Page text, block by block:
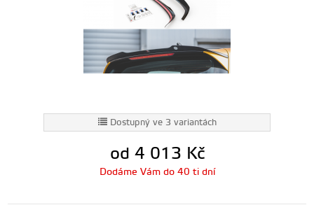
Dostupný ve 3 variantách
od 4 013 Kč
Dodáme Vám do 40 ti dní